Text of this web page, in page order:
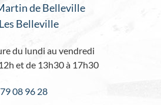
de Belleville
Belleville
du lundi au vendredi
et de 13h30 à 17h30
08 96 28